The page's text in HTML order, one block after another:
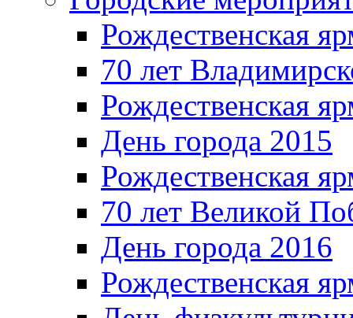
Рождественская
70 лет
Рождественская
День города 2015
Рождественская
70 лет Великой
День города 2016
Рождественская